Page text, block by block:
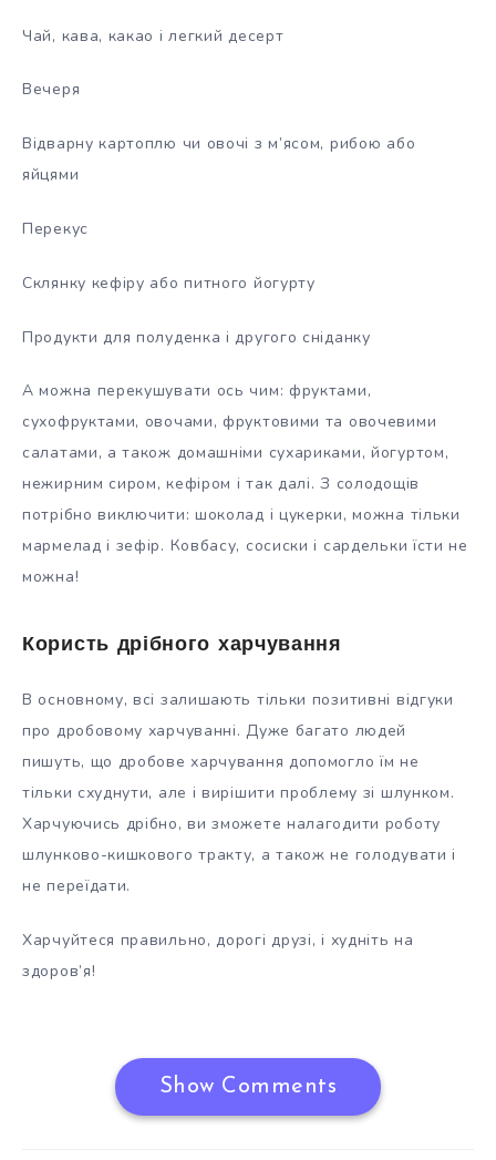
Чай, кава, какао і легкий десерт
Вечеря
Відварну картоплю чи овочі з м’ясом, рибою або
яйцями
Перекус
Склянку кефіру або питного йогурту
Продукти для полуденка і другого сніданку
А можна перекушувати ось чим: фруктами,
сухофруктами, овочами, фруктовими та овочевими
салатами, а також домашніми сухариками, йогуртом,
нежирним сиром, кефіром і так далі. З солодощів
потрібно виключити: шоколад і цукерки, можна тільки
мармелад і зефір. Ковбасу, сосиски і сардельки їсти не
можна!
Користь дрібного харчування
В основному, всі залишають тільки позитивні відгуки
про дробовому харчуванні. Дуже багато людей
пишуть, що дробове харчування допомогло їм не
тільки схуднути, але і вирішити проблему зі шлунком.
Харчуючись дрібно, ви зможете налагодити роботу
шлунково-кишкового тракту, а також не голодувати і
не переїдати.
Харчуйтеся правильно, дорогі друзі, і худніть на
здоров’я!
Show Comments